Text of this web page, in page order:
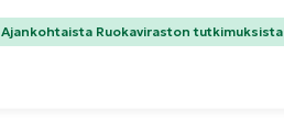
Kategoriat:
Ajankohtaista Ruokaviraston tutkimuksista